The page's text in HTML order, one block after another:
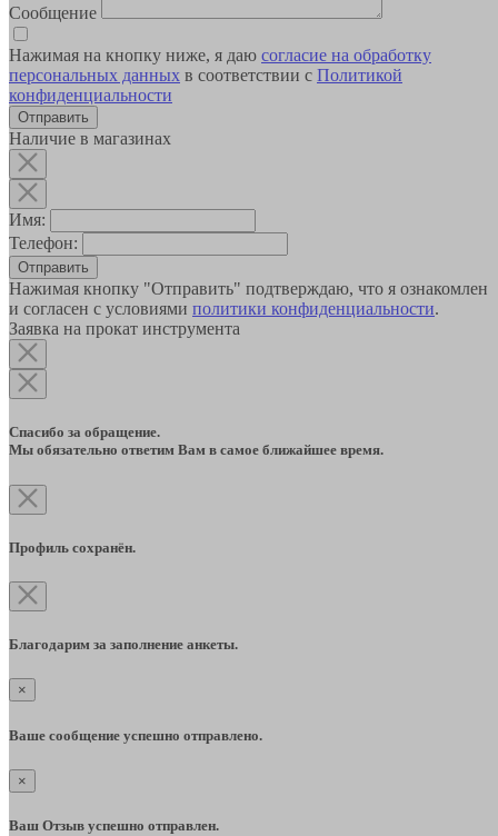
Сообщение
Нажимая на кнопку ниже, я даю согласие на обработку
персональных данных в соответствии с Политикой
конфиденциальности
Наличие в магазинах
Имя:
Телефон:
Отправить
Нажимая кнопку "Отправить" подтверждаю, что я ознакомлен
и согласен с условиями политики конфиденциальности.
Заявка на прокат инструмента
Спасибо за обращение.
Мы обязательно ответим Вам в самое ближайшее время.
Профиль сохранён.
Благодарим за заполнение анкеты.
×
Ваше сообщение успешно отправлено.
×
Ваш Отзыв успешно отправлен.